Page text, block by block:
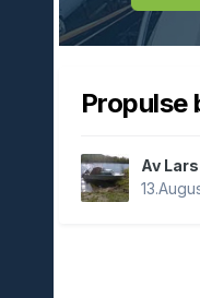
Propulse
Av